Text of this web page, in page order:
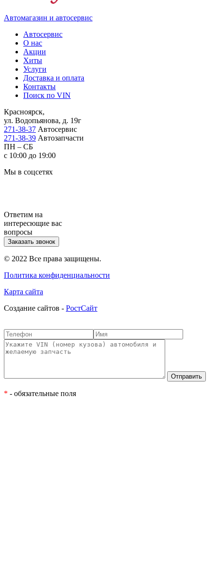
Автомагазин и автосервис
Автосервис
О нас
Акции
Хиты
Услуги
Доставка и оплата
Контакты
Поиск по VIN
Красноярск,
ул. Водопьянова, д. 19г
271-38-37 Автосервис
271-38-39 Автозапчасти
ПН – СБ
с 10:00 до 19:00
Мы в соцсетях
Ответим на
интересющие вас
вопросы
Заказать звонок
© 2022 Все права защищены.
Политика конфиденциальности
Карта сайта
Cоздание сайтов - РостСайт
* - обязательные поля